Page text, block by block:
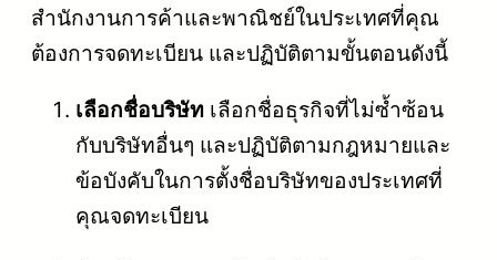
สำนักงานการค้าและพาณิชย์ในประเทศที่คุณ
ต้องการจดทะเบียน และปฏิบัติตามขั้นตอนดังนี้
เลือกชื่อบริษัท เลือกชื่อธุรกิจที่ไม่ซ้ำซ้อน
กับบริษัทอื่นๆ และปฏิบัติตามกฎหมายและ
ข้อบังคับในการตั้งชื่อบริษัทของประเทศที่
คุณจดทะเบียน